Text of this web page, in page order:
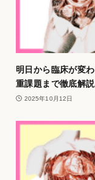
明日から臨床が変
重課題まで徹底解説
2025年10月12日